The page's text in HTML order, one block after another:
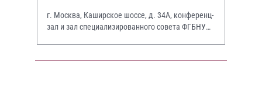
г. Москва, Каширское шоссе, д. 34А, конференц-
зал и зал специализированного совета ФГБНУ